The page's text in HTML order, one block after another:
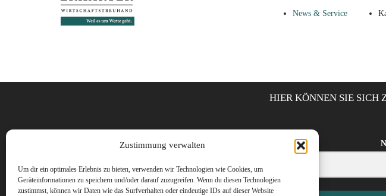
Zustimmung verwalten
Um dir ein optimales Erlebnis zu bieten, verwenden wir Technologien wie Cookies, um
Geräteinformationen zu speichern und/oder darauf zuzugreifen. Wenn du diesen Technologien
zustimmst, können wir Daten wie das Surfverhalten oder eindeutige IDs auf dieser Website
News & Service
HIER KÖNNEN SIE SICH
Vorname